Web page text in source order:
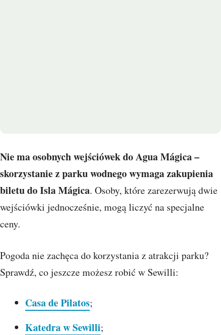
Nie ma osobnych wejściówek do Agua Mágica –
skorzystanie z parku wodnego wymaga zakupienia
biletu do Isla Mágica. Osoby, które zarezerwują dwie
wejściówki jednocześnie, mogą liczyć na specjalne
ceny.
Pogoda nie zachęca do korzystania z atrakcji parku?
Sprawdź, co jeszcze możesz robić w Sewilli:
Casa de Pilatos;
Katedra w Sewilli;